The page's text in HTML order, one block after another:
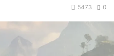
0
5473